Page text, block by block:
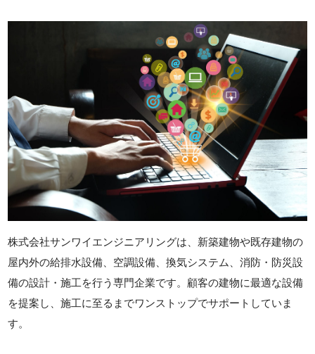
株式会社サンワイエンジニアリングは、新築建物や既存建物の
屋内外の給排水設備、空調設備、換気システム、消防・防災設
備の設計・施工を行う専門企業です。顧客の建物に最適な設備
を提案し、施工に至るまでワンストップでサポートしていま
す。